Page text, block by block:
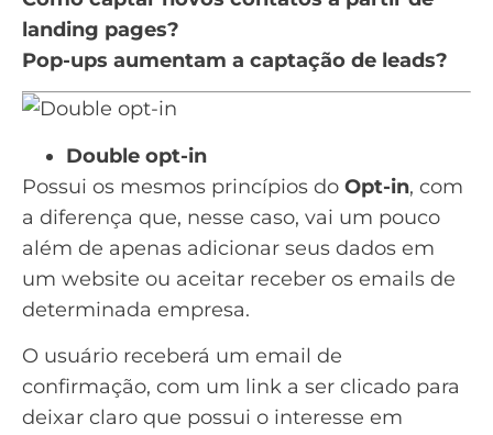
landing pages?
Pop-ups aumentam a captação de leads?
Double opt-in
Possui os mesmos princípios do Opt-in, com
a diferença que, nesse caso, vai um pouco
além de apenas adicionar seus dados em
um website ou aceitar receber os emails de
determinada empresa.
O usuário receberá um email de
confirmação, com um link a ser clicado para
deixar claro que possui o interesse em